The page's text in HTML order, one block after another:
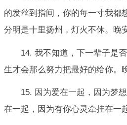
的发丝到指间，你的每一寸我都
分明是十里扬州，灯火不休。晚
14. 我不知道，下一辈子是
生才会那么努力把最好的给你。
15. 因为爱在一起，因为梦
在一起，因为有你心灵牵挂在一